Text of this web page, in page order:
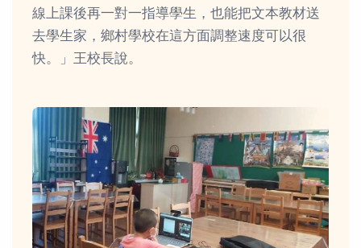
線上課後再一對一指導學生，也能把文本教材送
去學生家，鄉村學校在這方面調整速度可以很
快。」王校長說。